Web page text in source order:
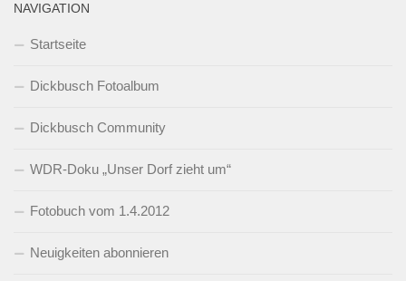
NAVIGATION
Startseite
Dickbusch Fotoalbum
Dickbusch Community
WDR-Doku „Unser Dorf zieht um“
Fotobuch vom 1.4.2012
Neuigkeiten abonnieren